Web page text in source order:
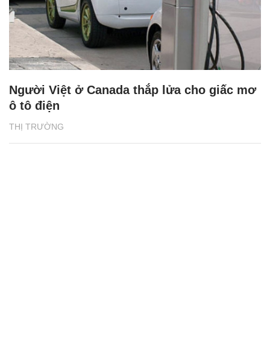
THỊ TRƯỜNG
Người Việt ở Canada thắp lửa cho giấc mơ
ô tô điện